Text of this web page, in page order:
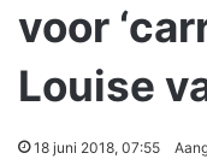
voor
Louise
18 juni 2018, 07:55